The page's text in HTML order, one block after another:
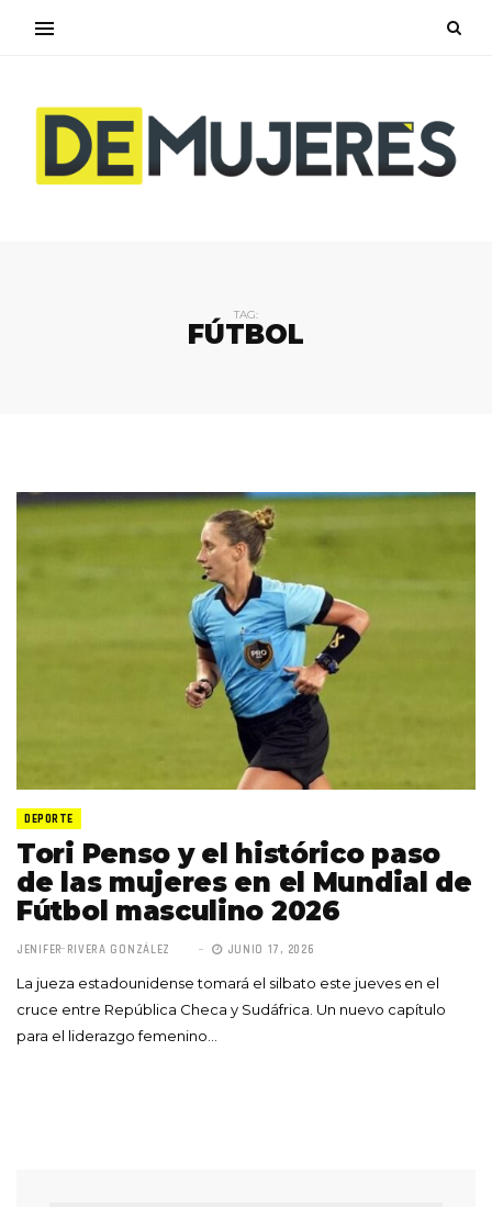
TAG:
FÚTBOL
DEPORTE
Tori Penso y el histórico paso
de las mujeres en el Mundial de
Fútbol masculino 2026
JENIFER RIVERA GONZÁLEZ JUNIO 17, 2026
La jueza estadounidense tomará el silbato este jueves en el
cruce entre República Checa y Sudáfrica. Un nuevo capítulo
para el liderazgo femenino…